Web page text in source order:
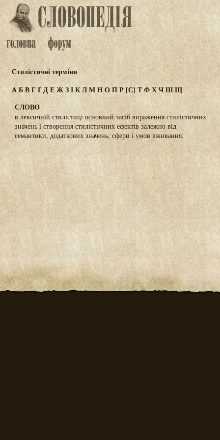
Стилістичні терміни
АБВГҐДЕЖЗІКЛМНОПР [С] ТФХЧШЩ
СЛОВО
в лексичній стилістиці основний засіб вираження стилістичних
значень і створення стилістичних ефектів залежно від
семантики, додаткових значень, сфери і умов вживання.